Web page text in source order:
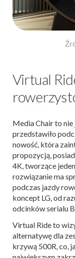
Virtual
Media Chair to
przedstawiło
nowość, która
propozycją,
4K, tworzące
rozwiązanie ma
podczas jazdy
koncept LG, od
odcinków serialu
Virtual Ride to
alternatywę dla
krzywą 500R, co,